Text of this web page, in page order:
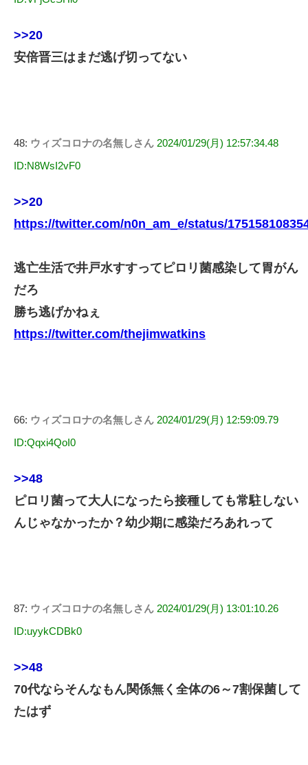
>>20
安倍晋三はまだ逃げ切ってない
48: ウィズコロナの名無しさん 2024/01/29(月) 12:57:34.48
ID:N8WsI2vF0
>>20
https://twitter.com/n0n_am_e/status/
逃亡生活で井戸水すすってピロリ菌感染して胃がん
だろ
勝ち逃げかねぇ
https://twitter.com/thejimwatkins
66: ウィズコロナの名無しさん 2024/01/29(月) 12:59:09.79
ID:Qqxi4QoI0
>>48
ピロリ菌って大人になったら接種しても常駐しない
んじゃなかったか？幼少期に感染だろあれって
87: ウィズコロナの名無しさん 2024/01/29(月) 13:01:10.26
ID:uyykCDBk0
>>48
70代ならそんなもん関係無く全体の6～7割保菌して
たはず